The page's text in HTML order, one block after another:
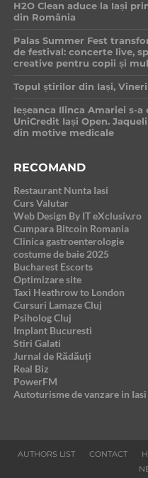
H2O Clean aduce la Iași
din România
Palas Summer Fest
de festival: concerte live,
creative pentru copii și
Topul știrilor din Iași, Vineri
Ieșeanca Ilinca Amariei s-
UniCredit Iași Open.
din motive medicale
RECOMAND
Restaurant Nunta Iasi
Curs Valutar
Web Design By IT eXclusiv.ro
Cumpara Bitcoin Romania
Clinica gastroenterologie
costume de baie 2025
Bucharest Escorts
Optimizare site
Taxi Heathrow to London
Cursuri Lamaze Cluj
Psiholog Cluj
Implant Bucuresti
Stiri Galati
Jurnal de Rădăuți
Real Biz
PowerFM
Autoturisme de vanzare in Iasi
AUTHORS LIST CONTACT